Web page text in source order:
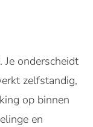
Je onderscheidt
zelfstandig,
op binnen
en